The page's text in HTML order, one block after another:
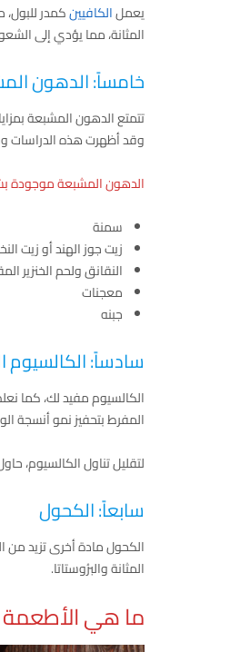
يعملالكافيينكمدر
المثانة، مما يؤدي إلى
خامساً: الدهون
تتمتع الدهون المشبعة
وقد أظهرت هذه الدراسات
الدهون المشبعة
سمنة
زيت جوز الهند أو زيت
النقانق ولحم الخنزير
معجنات
جبنه
سادساً: الكالسيوم
الكالسيوم مفيد لك، كما
المفرط بتحفيز نمو أنسجة
لتقليل تناول الكالسيوم،
سابعاً: الكحول
الكحول مادة أخرى تزيد من
المثانة والبرُوستاتا.
ما هي الأطعمة